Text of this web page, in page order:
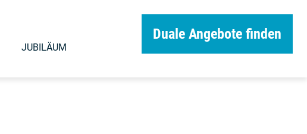
JUBILÄUM
Duale Angebote finden